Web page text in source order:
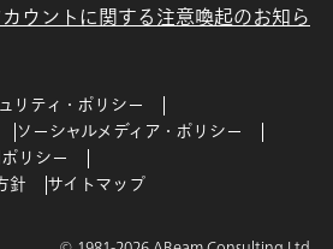
ウントに関する注意喚起のお知ら
リティ・ポリシー
ソーシャルメディア・ポリシー
リシー
針
サイトマップ